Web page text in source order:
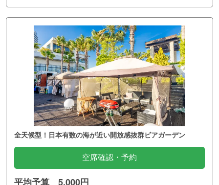
全天候型！日本有数の海が近い開放感抜群ビアガーデン
空席確認・予約
平均予算 5,000円